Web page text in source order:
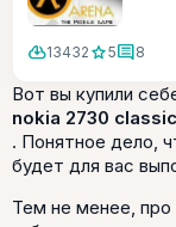
cloud_download13432 star5comment8
Вот вы купили
nokia 2730 classic
. Понятное дело,
будет для вас
Тем не менее, про